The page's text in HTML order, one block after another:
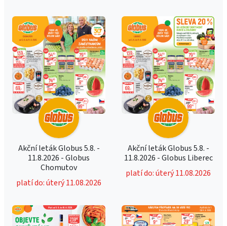
Akční leták Globus 5.8. -
11.8.2026 - Globus
Chomutov
platí do: úterý 11.08.2026
Akční leták Globus 5.8. -
11.8.2026 - Globus Liberec
platí do: úterý 11.08.2026